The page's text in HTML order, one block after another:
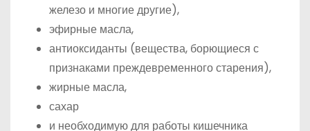
железо и многие другие),
эфирные масла,
антиоксиданты (вещества, борющиеся с
признаками преждевременного старения),
жирные масла,
сахар
и необходимую для работы кишечника